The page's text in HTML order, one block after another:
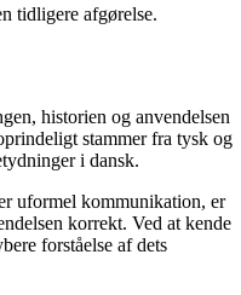
tidligere afgørelse.
historien og anvendelsen
stammer fra tysk og
i dansk.
uformel kommunikation, er
korrekt. Ved at kende
forståelse af dets